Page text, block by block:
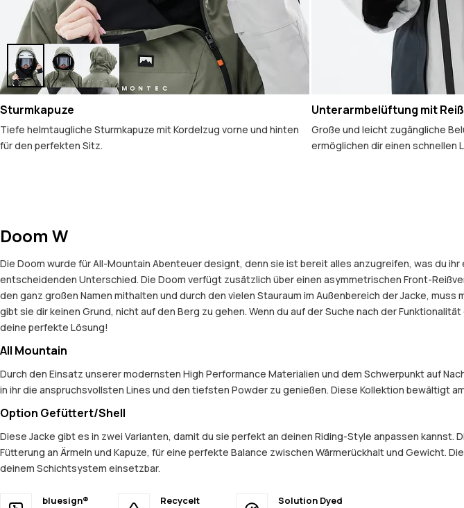
Sturmkapuze
Tiefe helmtaugliche Sturmkapuze mit Kordelzug vorne und hinten
für den perfekten Sitz.
Unterarmbelüftung mit
Große und leicht zugängliche
ermöglichen dir einen schnellen
Doom W
Die Doom wurde für All-Mountain Abenteuer designt, denn sie ist bereit alles anzugreifen, was du
entscheidenden Unterschied. Die Doom verfügt zusätzlich über einen asymmetrischen Front-
den ganz großen Namen mithalten und durch den vielen Stauraum im Außenbereich der Jacke,
gibt sie dir keinen Grund, nicht auf den Berg zu gehen. Wenn du auf der Suche nach der
deine perfekte Lösung!
All Mountain
Durch den Einsatz unserer modernsten High Performance Materialien und dem Schwerpunkt auf
in ihr die anspruchsvollsten Lines und den tiefsten Powder zu genießen. Diese Kollektion bewältigt
Option Gefüttert/Shell
Diese Jacke gibt es in zwei Varianten, damit du sie perfekt an deinen Riding-Style anpassen
Fütterung an Ärmeln und Kapuze, für eine perfekte Balance zwischen Wärmerückhalt und
deinem Schichtsystem einsetzbar.
bluesign®
Recycelt
Solution Dyed